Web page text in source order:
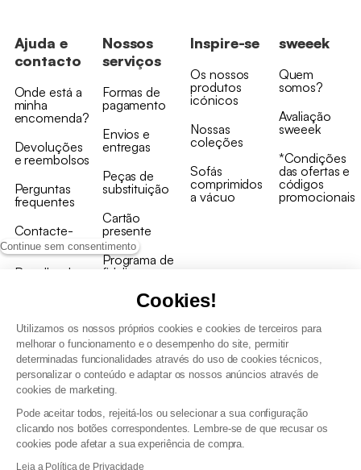
Continue sem consentimento
Cookies!
Utilizamos os nossos próprios cookies e cookies de terceiros para
melhorar o funcionamento e o desempenho do site, permitir
determinadas funcionalidades através do uso de cookies técnicos,
personalizar o conteúdo e adaptar os nossos anúncios através de
cookies de marketing.
Pode aceitar todos, rejeitá-los ou selecionar a sua configuração
clicando nos botões correspondentes. Lembre-se de que recusar os
cookies pode afetar a sua experiência de compra.
Leia a Política de Privacidade
Ajuda e
contacto
Onde está a
minha
encomenda?
Devoluções
e reembolsos
Perguntas
frequentes
Contacte-
nos
Recolha de
Nossos
serviços
Formas de
pagamento
Envios e
entregas
Peças de
substituição
Cartão
presente
Programa de
fidelizaçao
Inspire-se
Os nossos
produtos
icónicos
Nossas
coleções
Sofás
comprimidos
a vácuo
sweeek
Quem
somos?
Avaliação
sweeek
*Condições
das ofertas e
códigos
promocionais
Termos e Condições Gerais de Venda e Aviso Legal
Gestão de dados pessoais e política de cookies
Termos e condições gerais de venda pro
Declaração de Acessibilidade